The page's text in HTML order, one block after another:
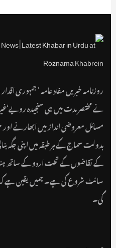
روزنامہ خبریں مفاد عامہ ‘ جمہوری
نے مختصر مدت میں ہی سنجیدہ
مسائل معروضی انداز میں ابھارنے
بدولت سماج کے ہر طبقہ میں اپنی جگہ
سائٹ شروع کی ہے۔ ہمیں یقین ہے
گی۔